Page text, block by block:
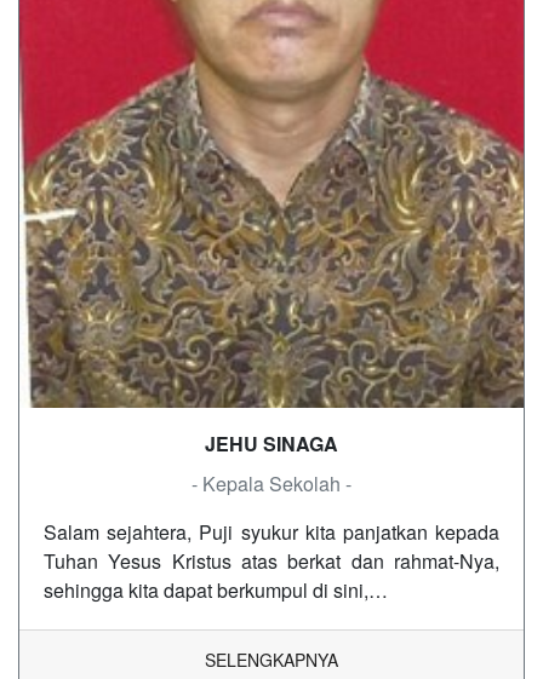
JEHU SINAGA
- Kepala Sekolah -
Salam sejahtera, Puji syukur kita panjatkan kepada
Tuhan Yesus Kristus atas berkat dan rahmat-Nya,
sehingga kita dapat berkumpul di sini,…
SELENGKAPNYA